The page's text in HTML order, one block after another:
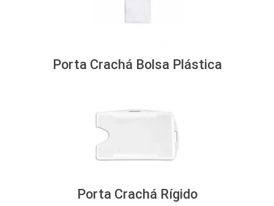
Porta Crachá Bolsa Plástica
Porta Crachá Rígido